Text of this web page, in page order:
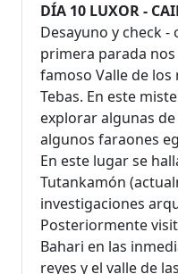
DÍA 10 LUXOR -
Desayuno y check -
primera parada
famoso Valle de los
Tebas. En este
explorar algunas
algunos faraones
En este lugar se
Tutankamón
investigaciones
Posteriormente
Bahari en las
reyes y el valle de